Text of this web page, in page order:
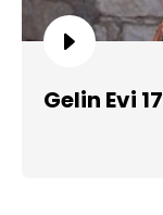
Gelin Evi